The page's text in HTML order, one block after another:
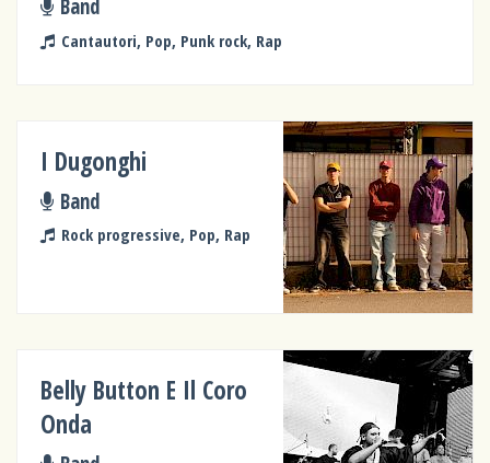
Band
Cantautori, Pop, Punk rock, Rap
I Dugonghi
Band
Rock progressive, Pop, Rap
Belly Button E Il Coro
Onda